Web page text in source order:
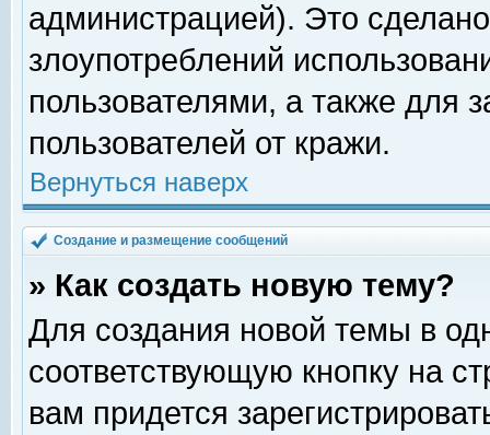
администрацией). Это
злоупотреблений
пользователями, а также для
пользователей от кражи.
Вернуться наверх
Создание и размещение сообщений
» Как создать новую тему?
Для создания новой темы в
соответствующую кнопку на
вам придется